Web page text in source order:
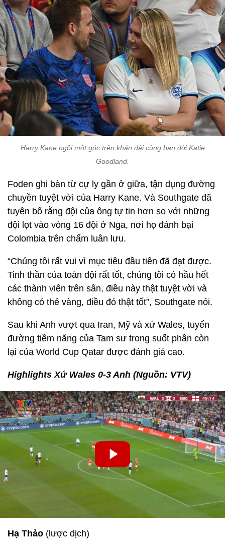
Harry Kane ngồi một góc trên khán đài cùng bạn đời Katie
Goodland.
Foden ghi bàn từ cự ly gần ở giữa, tận dụng đường
chuyền tuyệt vời của Harry Kane. Và Southgate đã
tuyên bố rằng đội của ông tự tin hơn so với những
đội lọt vào vòng 16 đội ở Nga, nơi họ đánh bại
Colombia trên chấm luân lưu.
“Chúng tôi rất vui vì mục tiêu đầu tiên đã đạt được.
Tinh thần của toàn đội rất tốt, chúng tôi có hầu hết
các thành viên trên sân, điều này thật tuyệt vời và
không có thẻ vàng, điều đó thật tốt”, Southgate nói.
Sau khi Anh vượt qua Iran, Mỹ và xứ Wales, tuyến
đường tiềm năng của Tam sư trong suốt phần còn
lại của World Cup Qatar được đánh giá cao.
Highlights Xứ Wales 0-3 Anh (Nguồn: VTV)
Hạ Thảo (lược dịch)